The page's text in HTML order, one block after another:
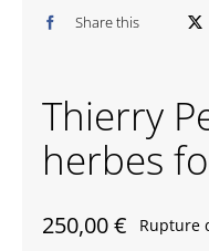
Share this
Thierry
herbes
250,00€ Rupture